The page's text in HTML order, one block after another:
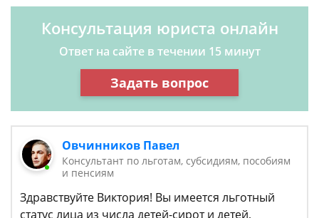
Консультация юриста онлайн
Ответ на сайте в течении 15 минут
Задать вопрос
Овчинников Павел
Консультант по льготам, субсидиям, пособиям
и пенсиям
Здравствуйте Виктория! Вы имеется льготный
статус лица из числа детей-сирот и детей,